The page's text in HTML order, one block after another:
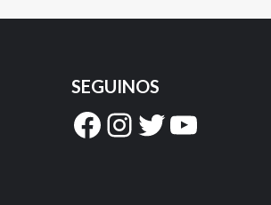
SEGUINOS
Facebook
Instagram
Twitter
YouTube